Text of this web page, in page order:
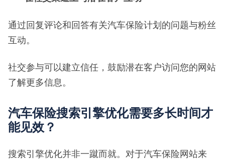
通过回复评论和回答有关汽车保险计划的问题与粉丝
互动。
社交参与可以建立信任，鼓励潜在客户访问您的网站
了解更多信息。
汽车保险搜索引擎优化需要多长时间才
能见效？
搜索引擎优化并非一蹴而就。对于汽车保险网站来